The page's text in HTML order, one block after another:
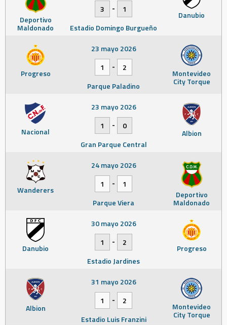
Deportivo
Maldonado
Danubio
3
-
1
Estadio Domingo Burgueño
Progreso Montevideo
City Torque
23 mayo 2026
1
-
2
Parque Paladino
Nacional Albion
23 mayo 2026
1
-
0
Gran Parque Central
Wanderers Deportivo
Maldonado
24 mayo 2026
1
-
1
Parque Viera
Danubio Progreso
30 mayo 2026
1
-
2
Estadio Jardines
Albion Montevideo
City Torque
31 mayo 2026
1
-
2
Estadio Luis Franzini